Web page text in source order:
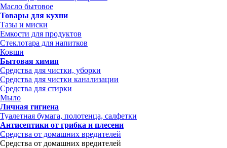
Масло бытовое
Товары для кухни
Тазы и миски
Емкости для продуктов
Стеклотара для напитков
Ковши
Бытовая химия
Средства для чистки, уборки
Средства для чистки канализации
Средства для стирки
Мыло
Личная гигиена
Туалетная бумага, полотенца, салфетки
Антисептики от грибка и плесени
Средства от домашних вредителей
Средства от домашних вредителей